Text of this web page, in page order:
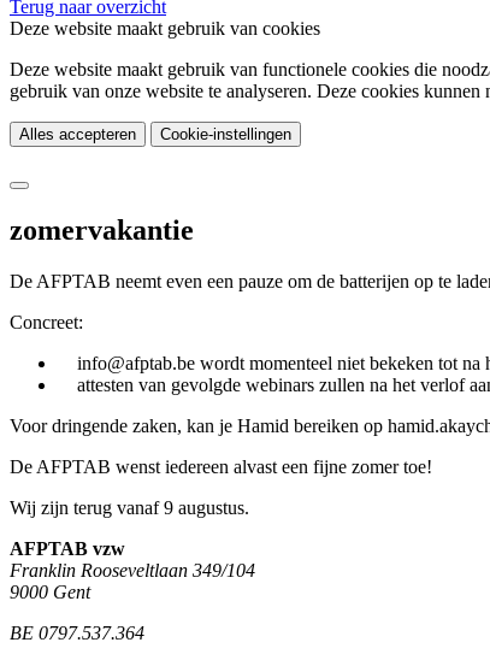
Terug naar overzicht
Deze website maakt gebruik van cookies
Deze website maakt gebruik van functionele cookies die
gebruik van onze website te analyseren. Deze cookies
Alles accepteren Cookie-instellingen
zomervakantie
De AFPTAB neemt even een pauze om de batterijen op te
Concreet:
info@afptab.be wordt momenteel niet bekeken tot na
attesten van gevolgde webinars zullen na het verlof
Voor dringende zaken, kan je Hamid bereiken op
De AFPTAB wenst iedereen alvast een fijne zomer toe!
Wij zijn terug vanaf 9 augustus.
AFPTAB vzw
Franklin Rooseveltlaan 349/104
9000 Gent
BE 0797.537.364